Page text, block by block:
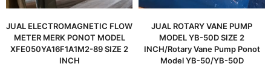
JUAL ELECTROMAGNETIC FLOW
METER MERK PONOT MODEL
XFE050YA16F1A1M2-89 SIZE 2
INCH
JUAL ROTARY VANE PUMP
MODEL YB-50D SIZE 2
INCH/Rotary Vane Pump Ponot
Model YB-50/YB-50D